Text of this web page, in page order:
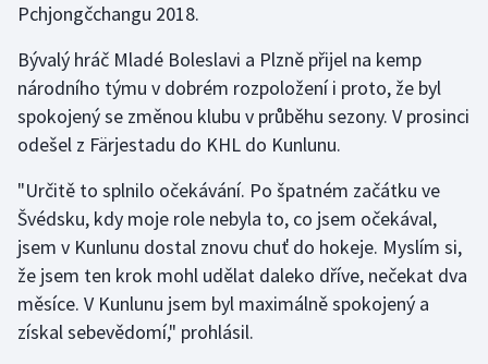
Jezdectví
Judo
Krasobruslení
Lezení
Lyže a snowboard
Moderní pětiboj
Motorsport
Pchjongčchangu 2018.
Bývalý hráč Mladé Boleslavi a Plzně přijel na kemp
národního týmu v dobrém rozpoložení i proto, že byl
spokojený se změnou klubu v průběhu sezony. V prosinci
odešel z Färjestadu do KHL do Kunlunu.
"Určitě to splnilo očekávání. Po špatném začátku ve
Švédsku, kdy moje role nebyla to, co jsem očekával,
jsem v Kunlunu dostal znovu chuť do hokeje. Myslím si,
že jsem ten krok mohl udělat daleko dříve, nečekat dva
měsíce. V Kunlunu jsem byl maximálně spokojený a
získal sebevědomí," prohlásil.